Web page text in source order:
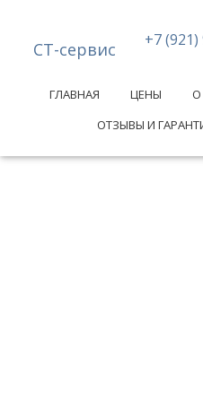
СТ-сервис +7
ГЛАВНАЯ ЦЕНЫ О
ОТЗЫВЫ И